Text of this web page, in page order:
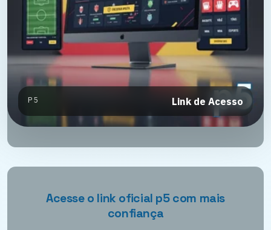
P5 Link de Acesso
Acesse o link oficial p5 com mais
confiança